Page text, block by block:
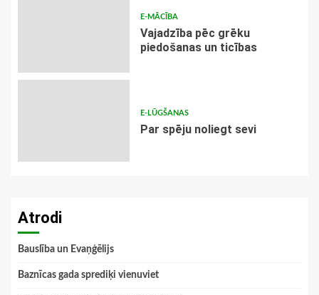
E-MĀCĪBA
Vajadzība pēc grēku
piedošanas un ticības
E-LŪGŠANAS
Par spēju noliegt sevi
Atrodi
Bauslība un Evaņģēlijs
Baznīcas gada sprediķi vienuviet